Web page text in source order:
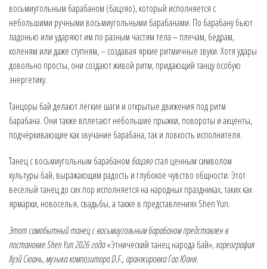
восьмиугольным барабаном (бацзяо), который исполняется с
небольшими ручными восьмиугольными барабанами. По барабану бьют
ладонью или ударяют им по разным частям тела – плечам, бёдрам,
коленям или даже ступням, – создавая яркие ритмичные звуки. Хотя удары
довольно просты, они создают живой ритм, придающий танцу особую
энергетику.
Танцоры бай делают лёгкие шаги и открытые движения под ритм
барабана. Они также вплетают небольшие прыжки, повороты и акценты,
подчёркивающие как звучание барабана, так и ловкость исполнителя.
Танец с восьмиугольным барабаном бацзяостал ценным символом
культуры бай, выражающим радость и глубокое чувство общности. Этот
весёлый танец до сих пор исполняется на народных праздниках, таких как
ярмарки, новоселья, свадьбы, а также в представлениях Shen Yun.
Этот самобытный танец с восьмиугольным барабаном представлен в
постановке Shen Yun 2026 года«Этнический танец народа бай», хореография
Хуэй Сюань, музыка композитора D.F., аранжировка Гао Юаня.